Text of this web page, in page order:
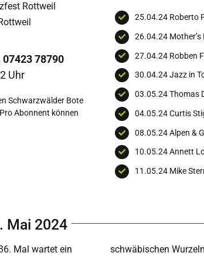
Rottweil
78790
Uhr
Schwarzwälder Bote
Pro Abonnent können
25.04.24 Roberto
26.04.24 Mother’s
27.04.24 Robben
30.04.24 Jazz in
03.05.24 Thomas
04.05.24 Curtis
08.05.24 Alpen &
10.05.24 Annett
11.05.24 Mike
Mai 2024
Mal wartet ein
schwäbischen